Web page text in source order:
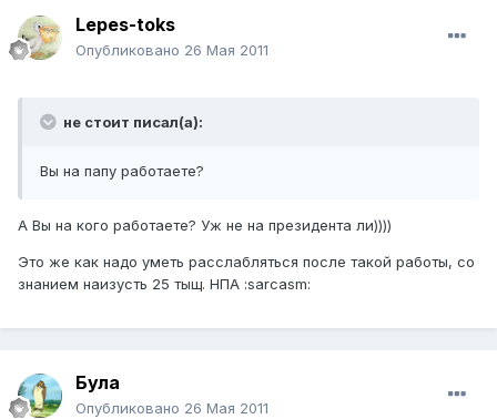
Lepes-toks
Опубликовано 26 Мая 2011
не стоит писал(а):
Вы на папу работаете?
А Вы на кого работаете? Уж не на президента ли))))
Это же как надо уметь расслабляться после такой работы, со
знанием наизусть 25 тыщ. НПА :sarcasm:
Була
Опубликовано 26 Мая 2011